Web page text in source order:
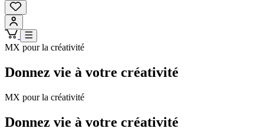
MX pour la créativité
Donnez vie à votre créativité
MX pour la créativité
Donnez vie à votre créativité